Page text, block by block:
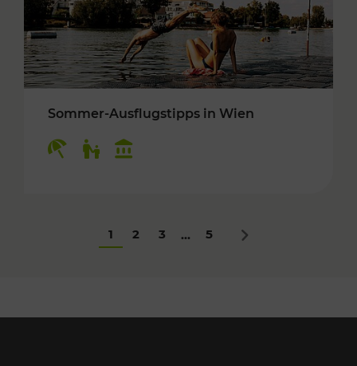
Sommer-Ausflugstipps in Wien
1 2 3 ... 5 Nächstes